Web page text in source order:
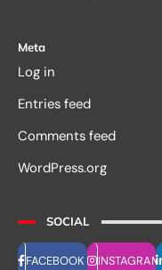
Meta
Log in
Entries feed
Comments feed
WordPress.org
SOCIAL
FACEBOOK INSTAGRAM